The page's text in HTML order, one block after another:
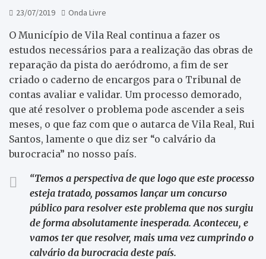
23/07/2019 Onda Livre
O Município de Vila Real continua a fazer os
estudos necessários para a realização das obras de
reparação da pista do aeródromo, a fim de ser
criado o caderno de encargos para o Tribunal de
contas avaliar e validar. Um processo demorado,
que até resolver o problema pode ascender a seis
meses, o que faz com que o autarca de Vila Real, Rui
Santos, lamente o que diz ser “o calvário da
burocracia” no nosso país.
“Temos a perspectiva de que logo que este processo
esteja tratado, possamos lançar um concurso
público para resolver este problema que nos surgiu
de forma absolutamente inesperada. Aconteceu, e
vamos ter que resolver, mais uma vez cumprindo o
calvário da burocracia deste país.